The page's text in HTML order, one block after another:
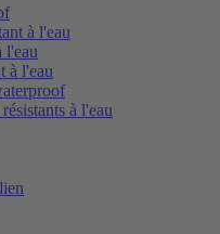
à l'eau
l'eau
à l'eau
à l'eau